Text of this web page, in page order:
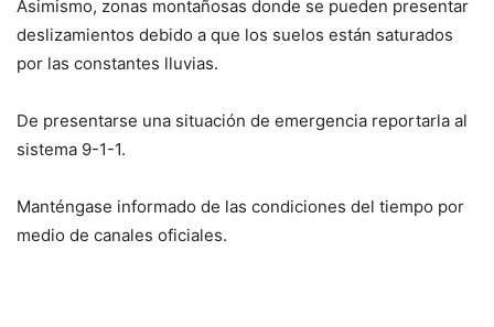
Asimismo, zonas montañosas donde se pueden presentar
deslizamientos debido a que los suelos están saturados
por las constantes lluvias.
De presentarse una situación de emergencia reportarla al
sistema 9-1-1.
Manténgase informado de las condiciones del tiempo por
medio de canales oficiales.